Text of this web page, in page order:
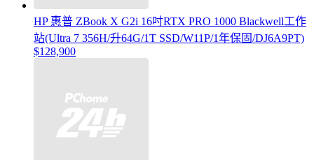
HP 惠普 ZBook X G2i 16吋RTX PRO 1000 Blackwell工作
站(Ultra 7 356H/升64G/1T SSD/W11P/1年保固/DJ6A9PT)
$128,900